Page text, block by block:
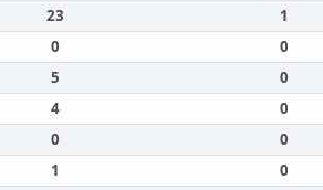
23 1
0 0
5 0
4 0
0 0
1 0